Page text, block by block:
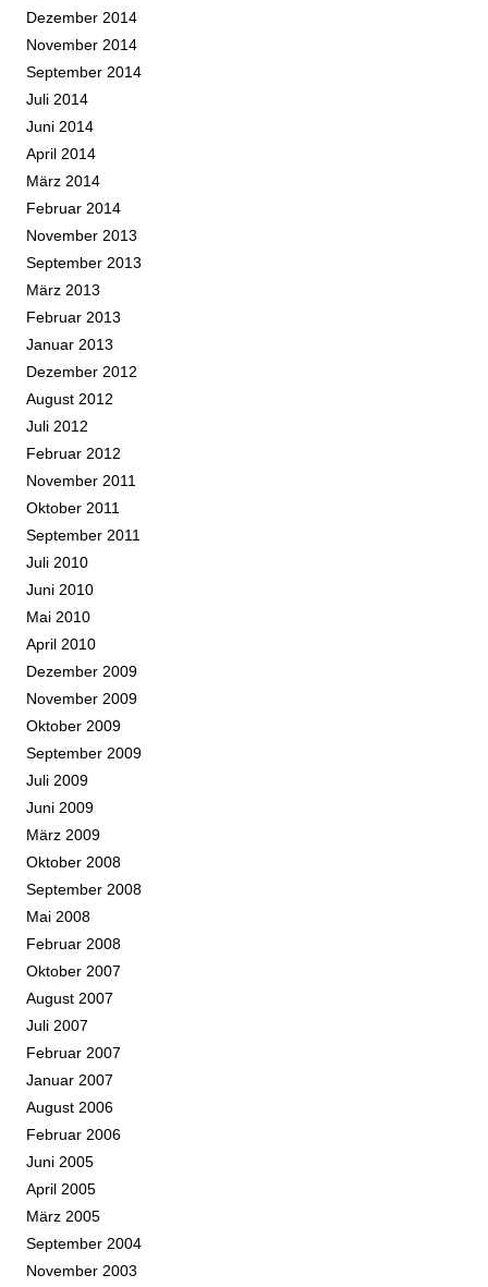
Dezember 2014
November 2014
September 2014
Juli 2014
Juni 2014
April 2014
März 2014
Februar 2014
November 2013
September 2013
März 2013
Februar 2013
Januar 2013
Dezember 2012
August 2012
Juli 2012
Februar 2012
November 2011
Oktober 2011
September 2011
Juli 2010
Juni 2010
Mai 2010
April 2010
Dezember 2009
November 2009
Oktober 2009
September 2009
Juli 2009
Juni 2009
März 2009
Oktober 2008
September 2008
Mai 2008
Februar 2008
Oktober 2007
August 2007
Juli 2007
Februar 2007
Januar 2007
August 2006
Februar 2006
Juni 2005
April 2005
März 2005
September 2004
November 2003